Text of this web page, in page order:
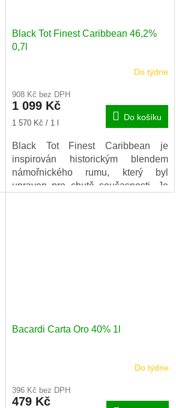
Black Tot Finest Caribbean 46,2%
0,7l
Do týdne
908 Kč bez DPH
1 099 Kč
Měrná
1 570 Kč / 1 l
Do košíku
Black Tot Finest Caribbean je
inspirován historickým blendem
námořnického rumu, který byl
upraven pro chutě současnosti. Je
Bacardi Carta Oro 40% 1l
Do týdne
396 Kč bez DPH
479 Kč